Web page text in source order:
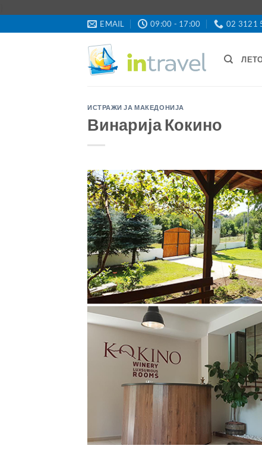
content
EMAIL 09:00 - 17:00 02 3121
ИСТРАЖИ ЈА МАКЕДОНИЈА
Винарија Кокино